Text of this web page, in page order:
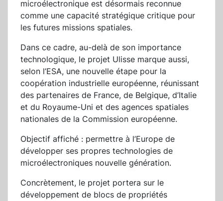
microélectronique est désormais reconnue
comme une capacité stratégique critique pour
les futures missions spatiales.
Dans ce cadre, au-delà de son importance
technologique, le projet Ulisse marque aussi,
selon l’ESA, une nouvelle étape pour la
coopération industrielle européenne, réunissant
des partenaires de France, de Belgique, d’Italie
et du Royaume-Uni et des agences spatiales
nationales de la Commission européenne.
Objectif affiché : permettre à l’Europe de
développer ses propres technologies de
microélectroniques nouvelle génération.
Concrètement, le projet portera sur le
développement de blocs de propriétés